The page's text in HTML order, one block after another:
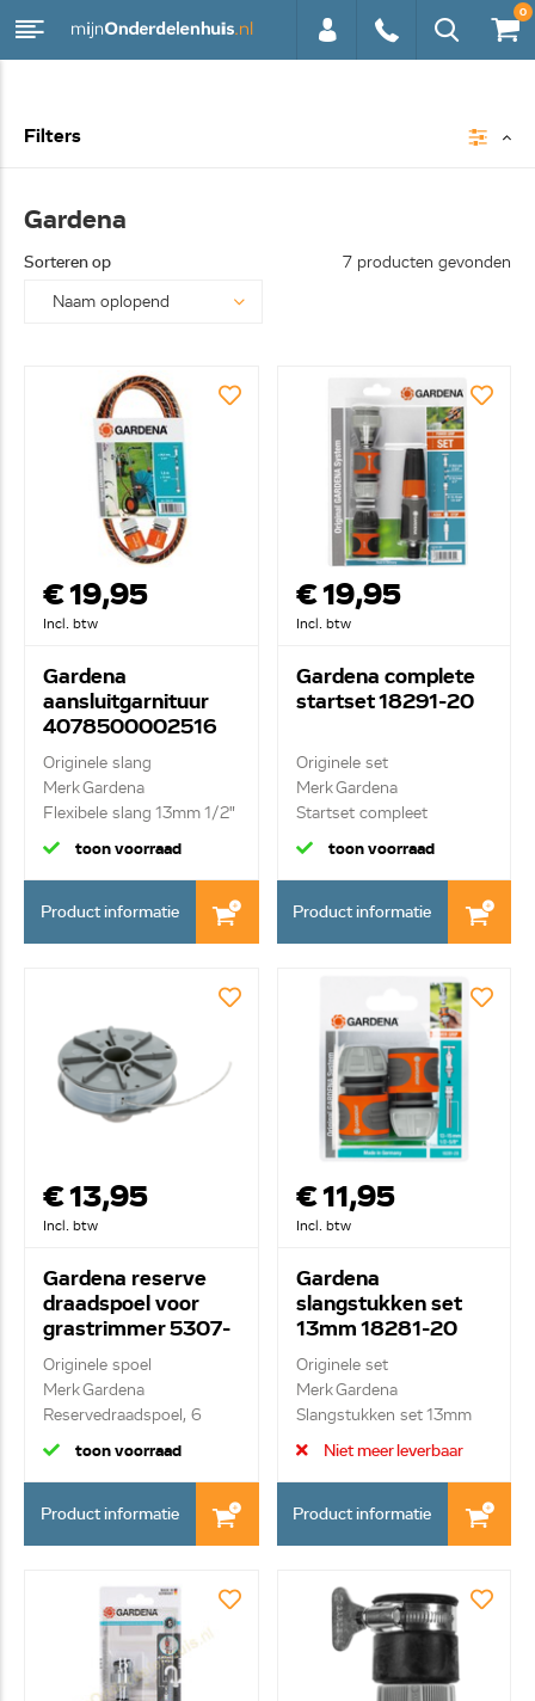
0
Filters
Gardena
Sorteren op 7 producten gevonden
€ 19,95
Incl. btw
Gardena
aansluitgarnituur
4078500002516
Originele slang
Merk Gardena
Flexibele slang 13mm 1/2"
1.5...
toon voorraad
Product informatie
€ 19,95
Incl. btw
Gardena complete
startset 18291-20
Originele set
Merk Gardena
Startset compleet
toon voorraad
Product informatie
€ 13,95
Incl. btw
Gardena reserve
draadspoel voor
grastrimmer 5307-
620
Originele spoel
Merk Gardena
Reservedraadspoel, 6
meter dr...
toon voorraad
Product informatie
€ 11,95
Incl. btw
Gardena
slangstukken set
13mm 18281-20
Originele set
Merk Gardena
Slangstukken set 13mm
(1/2") - ...
Niet meer leverbaar
Product informatie